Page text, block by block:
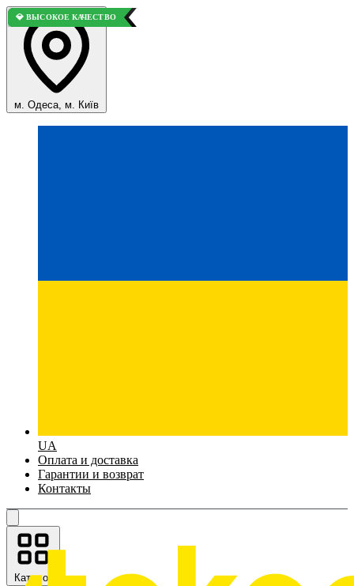
м. Одеса, м. Київ
UA
Оплата и доставка
Гарантии и возврат
Контакты
Каталог
💎 ВЫСОКОЕ КАЧЕСТВО
⭐ ВЫБОР ПОКУПАТЕЛЕЙ
💎 ВЫСОКОЕ КАЧЕСТВО
💎 ВЫСОКОЕ КАЧЕСТВО